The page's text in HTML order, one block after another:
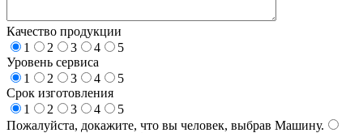
Качество продукции
1
2 3 4
5
Уровень сервиса
1
2 3 4
5
Срок изготовления
1
2 3 4
5
Пожалуйста, докажите, что вы человек, выбрав Машину.